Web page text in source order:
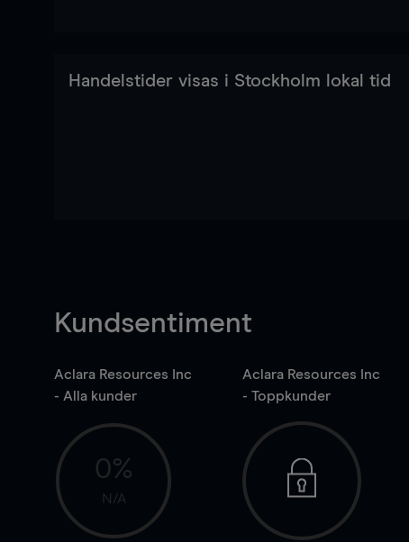
Handelstider visas i Stockholm lokal tid
Kundsentiment
Aclara Resources Inc
- Alla kunder
0%
N/A
Aclara Resources Inc
- Toppkunder